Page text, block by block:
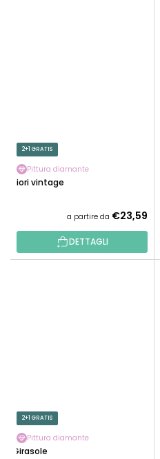
2+1 GRATIS
Pittura diamante
Fiori vintage
a partire da €23,59
DETTAGLI
2+1 GRATIS
Pittura diamante
Girasole